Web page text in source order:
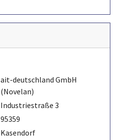
ait-deutschland GmbH
(Novelan)
Industriestraße 3
95359
Kasendorf